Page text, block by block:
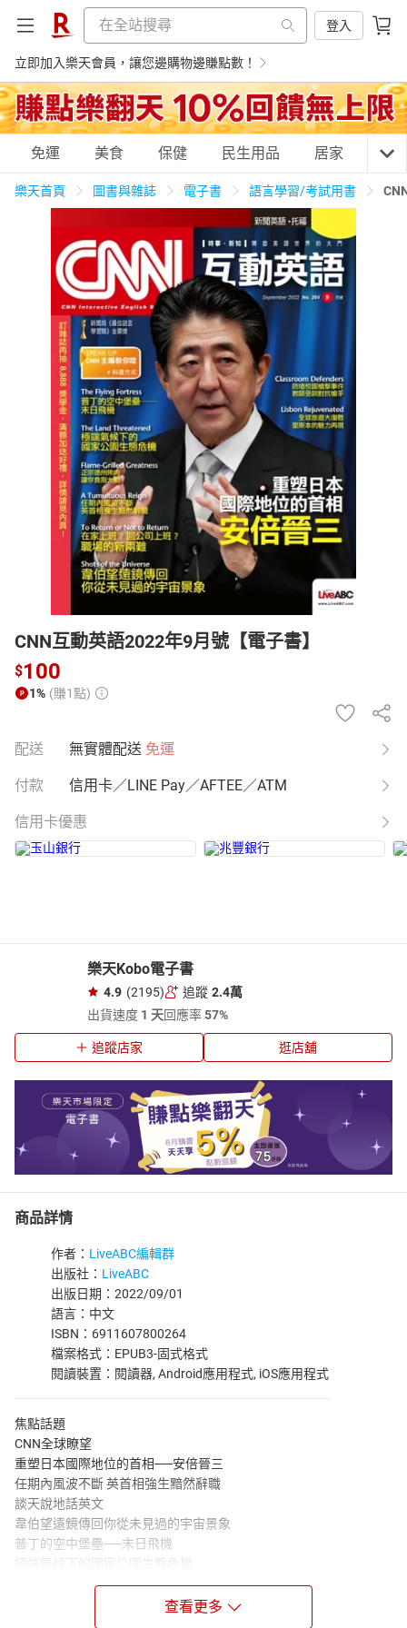
登入
立即加入樂天會員，讓您邊購物邊賺點數！
購物網分類
天天免運 美食蛋糕 養生保健 民生用品
居家生活 3C家電 運動休閒
女裝 男裝 化妝保養 情趣用品
日本購物 電子/紙本書
HOT
免運 美食 保健 民生用品 居家 3C
樂天首頁 圖書與雜誌 電子書 語言學習/考試用書
CNN互動英語2022年9月號【電子書】
$100
1% (賺1點)
配送 無實體配送 免運
付款 信用卡／LINE Pay／AFTEE／ATM
信用卡優惠
樂天Kobo電子書
4.9 (2195) 追蹤 2.4萬
出貨速度 1 天回應率57%
追蹤店家 逛店舖
商品詳情
作者： LiveABC編輯群
出版社： LiveABC
出版日期：2022/09/01
語言：中文
ISBN：6911607800264
檔案格式：EPUB3-固式格式
閱讀裝置：閱讀器, Android應用程式, iOS應用程式
焦點話題
CNN全球瞭望
重塑日本國際地位的首相──安倍晉三
任期內風波不斷 英首相強生黯然辭職
談天說地話英文
韋伯望遠鏡傳回你從未見過的宇宙景象
普丁的空中堡壘──末日飛機
極端氣候下的國家公園生態危機
全方位理解CNN：智慧科技蜂箱 拯救瀕危的蜜蜂
單字聯想地圖：露營英語
查看更多